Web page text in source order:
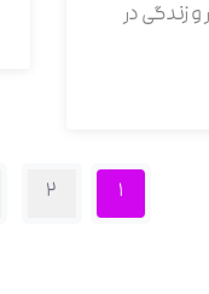
زندگی در
1
2